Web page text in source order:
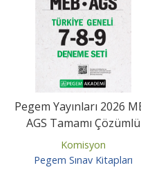
Pegem Yayınları 2026
AGS Tamamı Çözümlü
Türkiye Geneli 7-8-9
Komisyon
Pegem Sınav Kitapları